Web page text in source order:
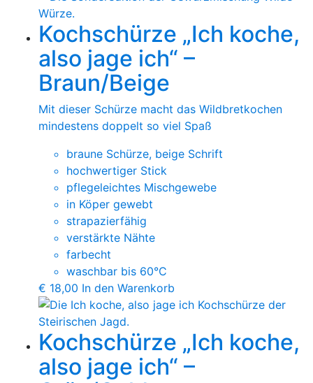
Kochschürze „Ich koche,
also jage ich“ –
Braun/Beige
Mit dieser Schürze macht das Wildbretkochen
mindestens doppelt so viel Spaß
braune Schürze, beige Schrift
hochwertiger Stick
pflegeleichtes Mischgewebe
in Köper gewebt
strapazierfähig
verstärkte Nähte
farbecht
waschbar bis 60°C
€ 18,00 In den Warenkorb
Kochschürze „Ich koche,
also jage ich“ –